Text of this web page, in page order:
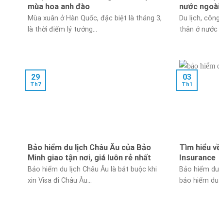
mùa hoa anh đào
Mùa xuân ở Hàn Quốc, đặc biệt là tháng 3,
là thời điểm lý tưởng...
nước
Du lịch,
thân ở nước
Bảo hiểm du lịch Châu Âu của Bảo
Minh giao tận nơi, giá luôn rẻ nhất
Bảo hiểm du lịch Châu Âu là bắt buộc khi
xin Visa đi Châu Âu...
29
Th7
Tìm hiểu
Insurance
Bảo hiểm
bảo hiểm
03
Th1